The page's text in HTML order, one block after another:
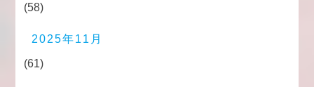
(58)
2025年11月
(61)